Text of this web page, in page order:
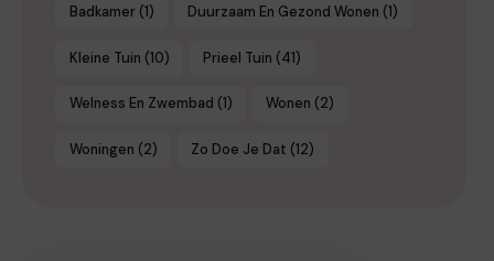
Badkamer(1) Duurzaam En Gezond Wonen (1)
Kleine Tuin (10) Prieel Tuin (41)
Welness En Zwembad (1) Wonen (2)
Woningen (2) Zo Doe Je Dat (12)